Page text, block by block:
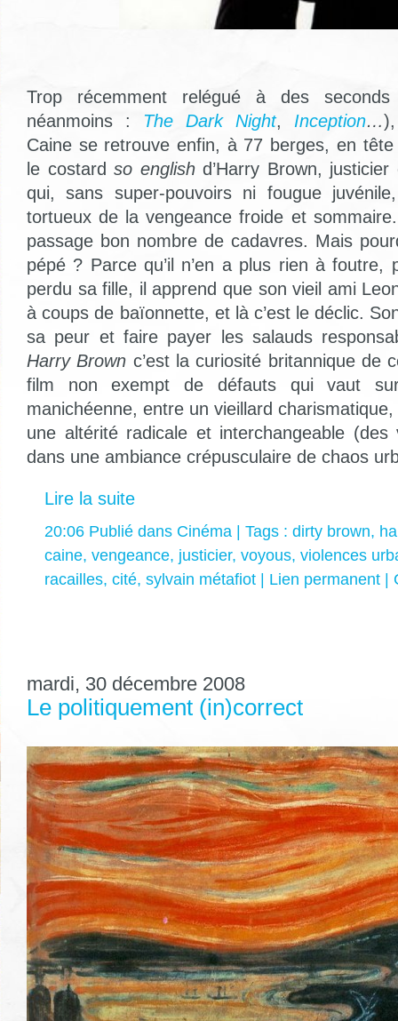
Trop récemment relégué à des
néanmoins : The Dark Night, Inception…
Caine se retrouve enfin, à 77 berges, en tête
le costardso englishd’Harry Brown,
qui, sans super-pouvoirs ni fougue
tortueux de la vengeance froide et
passage bon nombre de cadavres. Mais
pépé ? Parce qu’il n’en a plus rien à foutre,
perdu sa fille, il apprend que son vieil ami
à coups de baïonnette, et là c’est le déclic.
sa peur et faire payer les salauds
Harry Brown c’est la curiosité britannique de
film non exempt de défauts qui vaut
manichéenne, entre un vieillard
une altérité radicale et interchangeable (des
dans une ambiance crépusculaire de chaos
Lire la suite
20:06 Publié dans Cinéma | Tags : dirty brown,
caine, vengeance, justicier, voyous, violences
racailles, cité, sylvain métafiot | Lien permanent |
mardi, 30 décembre 2008
Le politiquement (in)correct